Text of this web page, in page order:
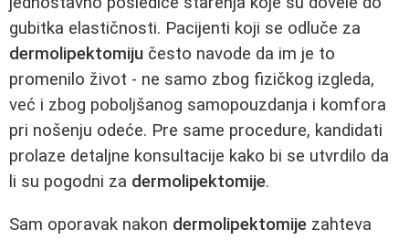
gubitka elastičnosti. Pacijenti koji se odluče za
dermolipektomiju često navode da im je to
promenilo život - ne samo zbog fizičkog izgleda,
već i zbog poboljšanog samopouzdanja i komfora
pri nošenju odeće. Pre same procedure, kandidati
prolaze detaljne konsultacije kako bi se utvrdilo da
li su pogodni za dermolipektomije.
Sam oporavak nakon dermolipektomije zahteva